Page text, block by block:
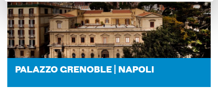
CERCA
PA­LAZ­ZO GRE­NO­BLE | NA­PO­LI